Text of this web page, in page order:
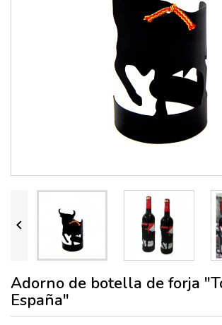

Adorno de botella de forja
España"